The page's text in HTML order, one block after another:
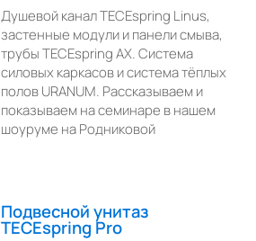
Душевой канал ТЕСЕspring Linus,
застенные модули и панели смыва,
трубы ТЕСЕspring AX. Система
силовых каркасов и система тёплых
полов URANUM. Рассказываем и
показываем на семинаре в нашем
шоуруме на Родниковой
Подвесной унитаз
TECEspring Pro